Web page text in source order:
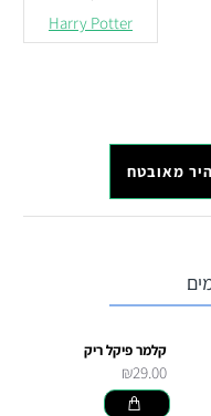
Harry Potter
מאובטח
קלמר פיקל ריק
₪29.00